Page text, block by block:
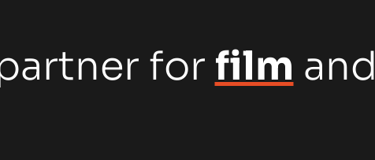
for film and